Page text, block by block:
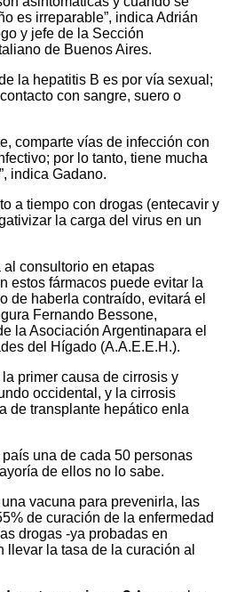
es irreparable”, indica Adrián
y jefe de la Sección
de Buenos Aires.
la hepatitis B es por vía sexual;
con sangre, suero o
comparte vías de infección con
por lo tanto, tiene mucha
indica Gadano.
a tiempo con drogas (entecavir y
la carga del virus en un
consultorio en etapas
estos fármacos puede evitar la
de haberla contraído, evitará el
Fernando Bessone,
la Asociación Argentinapara el
del Hígado (A.A.E.E.H.).
primer causa de cirrosis y
occidental, y la cirrosis
de transplante hepático enla
una de cada 50 personas
de ellos no lo sabe.
vacuna para prevenirla, las
de curación de la enfermedad
drogas -ya probadas en
llevar la tasa de la curación al